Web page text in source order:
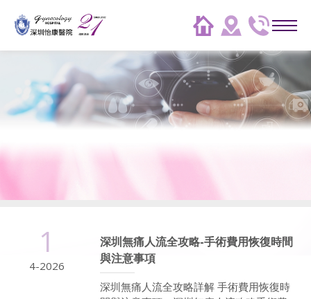
1
4-2026
深圳無痛人流全攻略-手術費用恢復時間
與注意事項
深圳無痛人流全攻略詳解 手術費用恢復時